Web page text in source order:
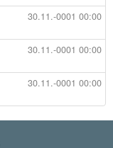
30.11.-0001 00:00
30.11.-0001 00:00
30.11.-0001 00:00